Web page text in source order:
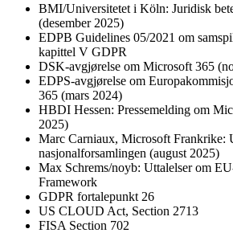
BMI/Universitetet i Köln: Juridisk
(desember 2025)
EDPB Guidelines 05/2021 om
kapittel V GDPR
DSK-avgjørelse om Microsoft 365
EDPS-avgjørelse om
365 (mars 2024)
HBDI Hessen: Pressemelding om
2025)
Marc Carniaux, Microsoft Frankrike:
nasjonalforsamlingen (august 2025)
Max Schrems/noyb: Uttalelser om
Framework
GDPR fortalepunkt 26
US CLOUD Act, Section 2713
FISA Section 702